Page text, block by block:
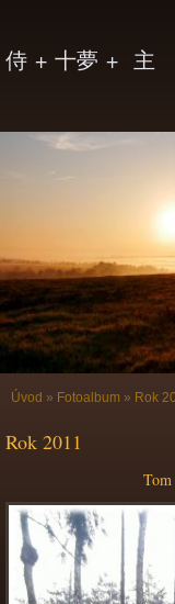
侍 + 十夢 + 主
Úvod » Fotoalbum » Rok
Rok 2011
Tom